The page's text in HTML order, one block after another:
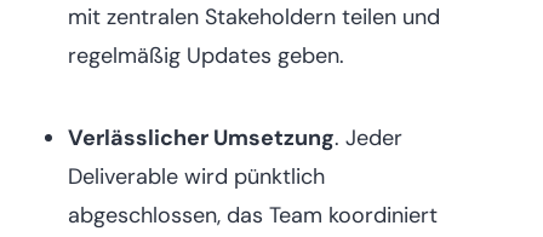
mit zentralen Stakeholdern teilen und
regelmäßig Updates geben.
Verlässlicher Umsetzung. Jeder
Deliverable wird pünktlich
abgeschlossen, das Team koordiniert